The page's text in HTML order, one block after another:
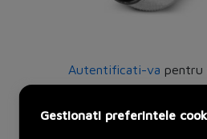
Autentificati-va pentru
Set:1
Gestionati preferintele